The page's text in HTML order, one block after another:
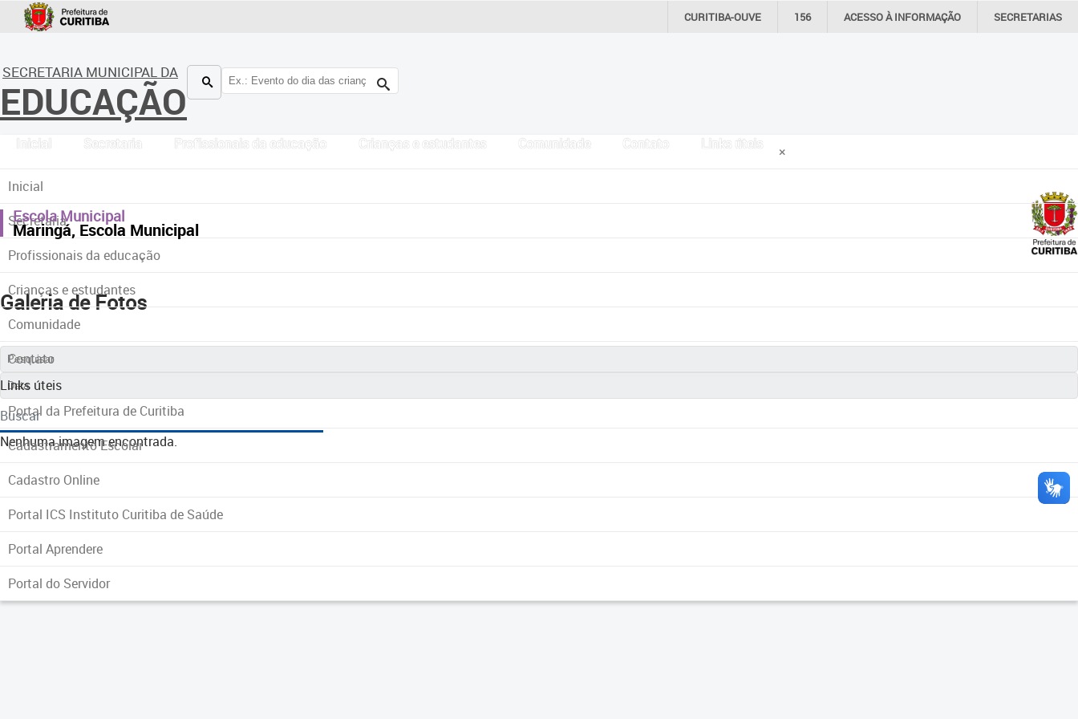
CURITIBA-OUVE 156 ACESSO ÀINFORMAÇÃO SECRETARIAS
SECRETARIA MUNICIPAL DA
EDUCAÇÃO
Inicial Secretaria Profissionais da educação Crianças e estudantes Comunidade Contato Links úteis
×
Inicial
Secretaria
Profissionais da educação
Crianças e estudantes
Comunidade
Contato
Links úteis
Portal da Prefeitura de Curitiba
Cadastramento Escolar
Cadastro Online
Portal ICS Instituto Curitiba de Saúde
Portal Aprendere
Portal do Servidor
Escola Municipal
Maringá, Escola Municipal
Galeria de Fotos
Buscar
Nenhuma imagem encontrada.